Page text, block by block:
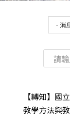
(link
【轉知】國
教學方法與